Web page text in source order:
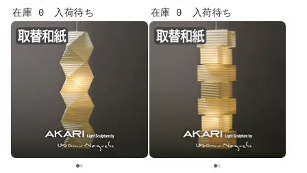
在庫 0 入荷待ち 在庫 0 入荷待ち